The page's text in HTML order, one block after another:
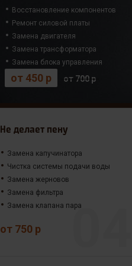
Восстановление компонентов
Ремонт силовой платы
Замена двигателя
Замена трансформатора
Замена блока управления
от 450 р от 700 р
Не делает пену
Замена капучинатора
Чистка системы подачи воды
Замена жерновов
Замена фильтра
Замена клапана пара
от 750 р